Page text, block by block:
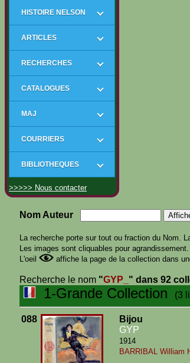
HISTOIRE NELSON
ARTICLES
RECHERCHES
CATALOGUES
MAJ
COURRIERS
BIBLIOTHEQUES
>>>>> Nous contacter
Nom Auteur
La recherche porte sur tout ou fraction du Nom.
Les images sont cliquables pour agrandissement.
L'oeil
affiche la page de la collection dans
Recherche le nom "GYP_ " dans 92
1-Grande Collection (3
088
Bijou
GYP
1914
BARRIBAL William